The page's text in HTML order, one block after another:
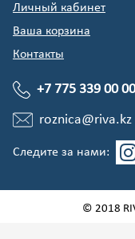
Личный кабинет
Ваша корзина
Контакты
+7 775 339 00 00
roznica@riva.kz
Следите за нами:
© 2018